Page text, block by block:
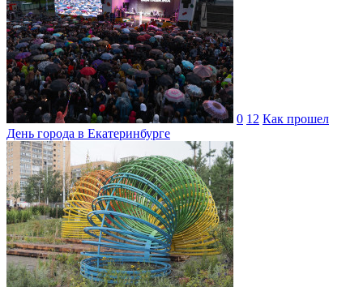
0 12 Как прошел
День города в Екатеринбурге